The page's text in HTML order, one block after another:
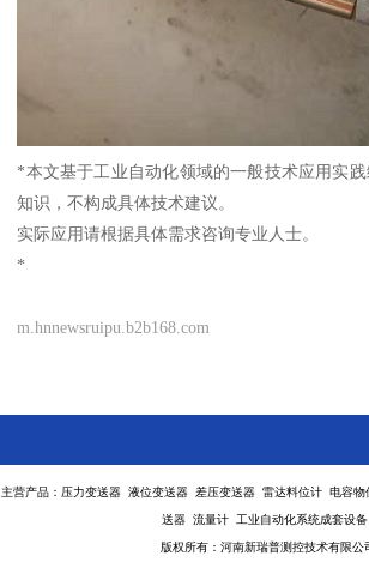
*本文基于工业自动化领域的一般技术应用实
知识，不构成具体技术建议。
实际应用请根据具体需求咨询专业人士。
*
m.hnnewsruipu.b2b168.com
主营产品：压力变送器 液位变送器 差压变送器 雷达料位计 电容
送器 流量计 工业自动化系统成套设备
版权所有：河南新瑞普测控技术有限公